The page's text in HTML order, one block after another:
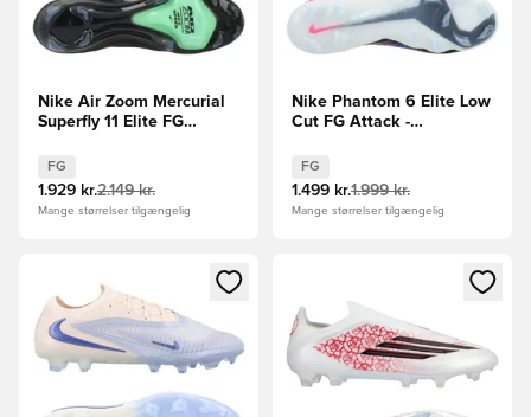
Nike Air Zoom Mercurial
Superfly 11 Elite FG
FG
1.929 kr.2.149 kr.
Mange størrelser tilgængelig
Nike Phantom 6 Elite Low
Cut FG Attack -
FG
1.499 kr.1.999 kr.
Mange størrelser tilgængelig
Åbner en Modal til at logge ind eller tilmelde dig som
Åbner en Modal til at logge